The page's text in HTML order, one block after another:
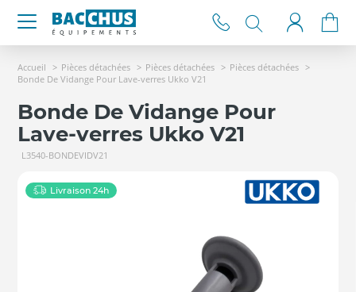
Accueil Pièces détachées Pièces détachées
Pièces détachées
Bonde De Vidange Pour Lave-verres Ukko V21
Bonde De Vidange Pour
Lave-verres Ukko V21
L3540-BONDEVIDV21
Livraison 24h